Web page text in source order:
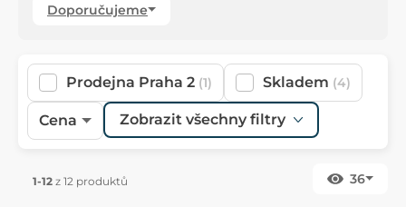
Doporučujeme
Prodejna Praha 2 (1) Skladem (4)
Cena Zobrazit všechny filtry
1-12 z 12 produktů 36